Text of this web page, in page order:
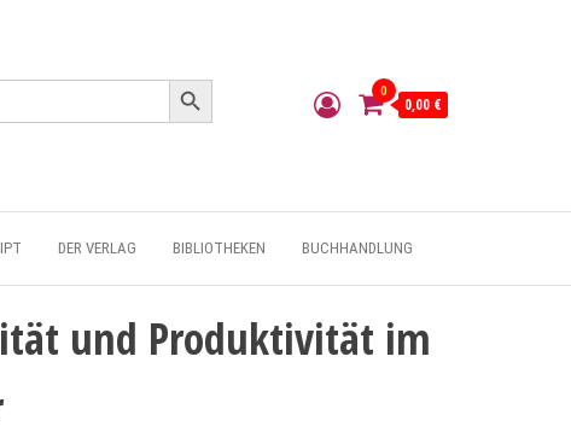
Search Button
0
0,00 €
DER VERLAG BIBLIOTHEKEN BUCHHANDLUNG
und Produktivität im